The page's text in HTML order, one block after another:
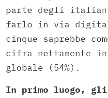
parte degli
farlo in via
cinque saprebbe
cifra nettamente
globale (54%).
In primo luogo,